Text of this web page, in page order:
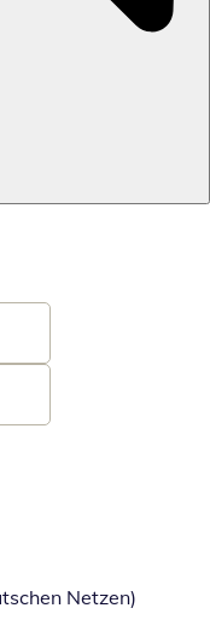
Netzen)